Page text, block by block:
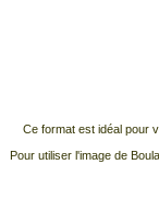
Ce format est idéal pour
Pour utiliser l'image de